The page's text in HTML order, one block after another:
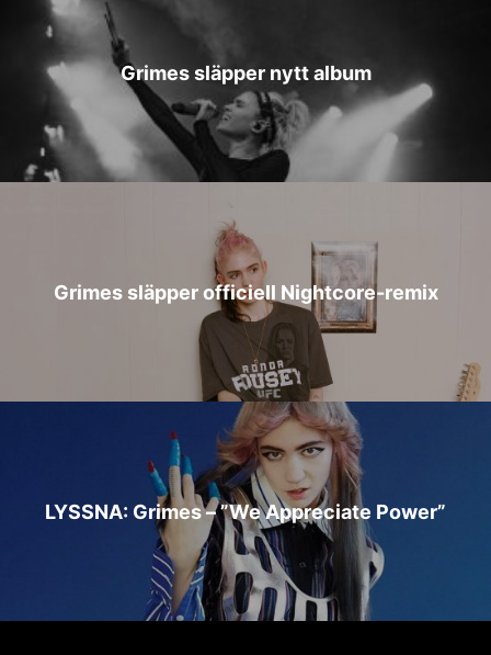
Grimes släpper nytt album
Grimes släpper officiell Nightcore-remix
LYSSNA: Grimes – ”We Appreciate Power”